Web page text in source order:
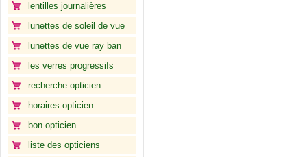
lentilles journalières
lunettes de soleil de vue
lunettes de vue ray ban
les verres progressifs
recherche opticien
horaires opticien
bon opticien
liste des opticiens